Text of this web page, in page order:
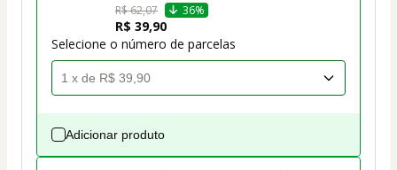
R$ 62,07
36%
R$ 39,90
Selecione o número de parcelas
Adicionar produto